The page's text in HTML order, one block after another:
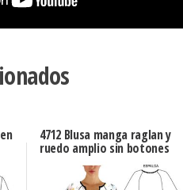
4712 Blusa manga raglan y
ruedo amplio sin botones